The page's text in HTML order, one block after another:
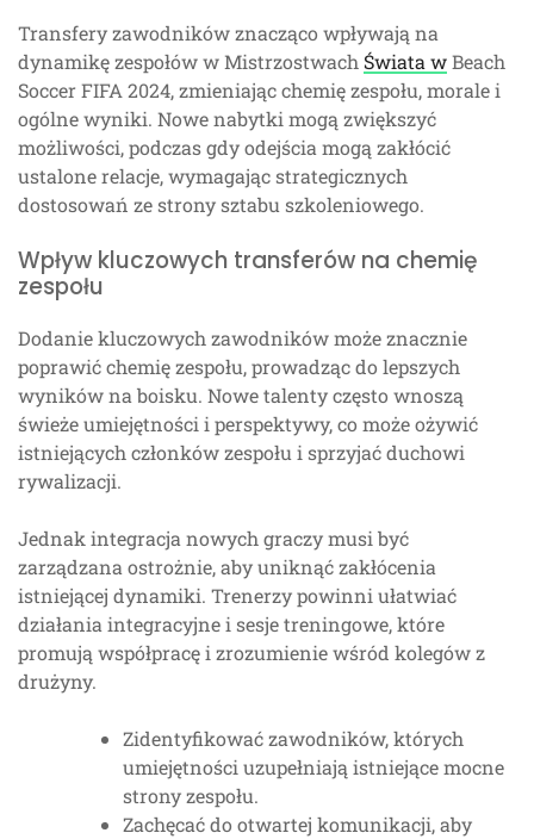
Transfery zawodników znacząco wpływają na
dynamikę zespołów w Mistrzostwach Świata wBeach
Soccer FIFA 2024, zmieniając chemię zespołu, morale i
ogólne wyniki. Nowe nabytki mogą zwiększyć
możliwości, podczas gdy odejścia mogą zakłócić
ustalone relacje, wymagając strategicznych
dostosowań ze strony sztabu szkoleniowego.
Wpływ kluczowych transferów na chemię
zespołu
Dodanie kluczowych zawodników może znacznie
poprawić chemię zespołu, prowadząc do lepszych
wyników na boisku. Nowe talenty często wnoszą
świeże umiejętności i perspektywy, co może ożywić
istniejących członków zespołu i sprzyjać duchowi
rywalizacji.
Jednak integracja nowych graczy musi być
zarządzana ostrożnie, aby uniknąć zakłócenia
istniejącej dynamiki. Trenerzy powinni ułatwiać
działania integracyjne i sesje treningowe, które
promują współpracę i zrozumienie wśród kolegów z
drużyny.
Zidentyfikować zawodników, których
umiejętności uzupełniają istniejące mocne
strony zespołu.
Zachęcać do otwartej komunikacji, aby